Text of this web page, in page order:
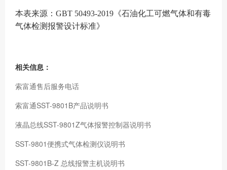
本表来源：GBT 50493-2019《石油化工可燃气体和有毒
气体检测报警设计标准》
相关信息：
索富通售后服务电话
索富通SST-9801B产品说明书
液晶总线SST-9801Z气体报警控制器说明书
SST-9801便携式气体检测仪说明书
SST-9801B-Z 总线报警主机说明书